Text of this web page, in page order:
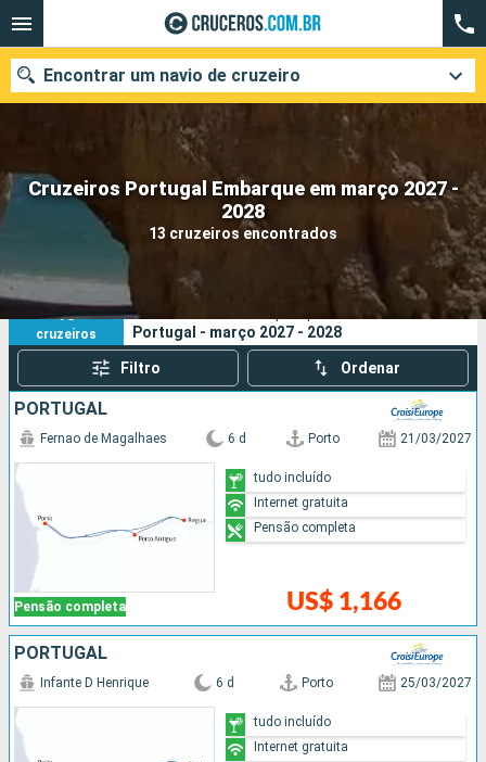
Cruzeiros Portugal Embarque em março 2027 -
2028
13 cruzeiros encontrados
Encontrar um navio de cruzeiro
Quando ir?
Data de partida
Companhias
Pesquisar
13
cruzeiros
Os seus critérios de pesquisa:
Portugal - março 2027 - 2028
Filtro Ordenar
PORTUGAL
Pensão completa
Fernao de Magalhaes 6 d Porto 21/03/2027
US$ 1,166
tudo incluído
Internet gratuita
Pensão completa
PORTUGAL
Infante D Henrique 6 d Porto 25/03/2027
tudo incluído
Internet gratuita